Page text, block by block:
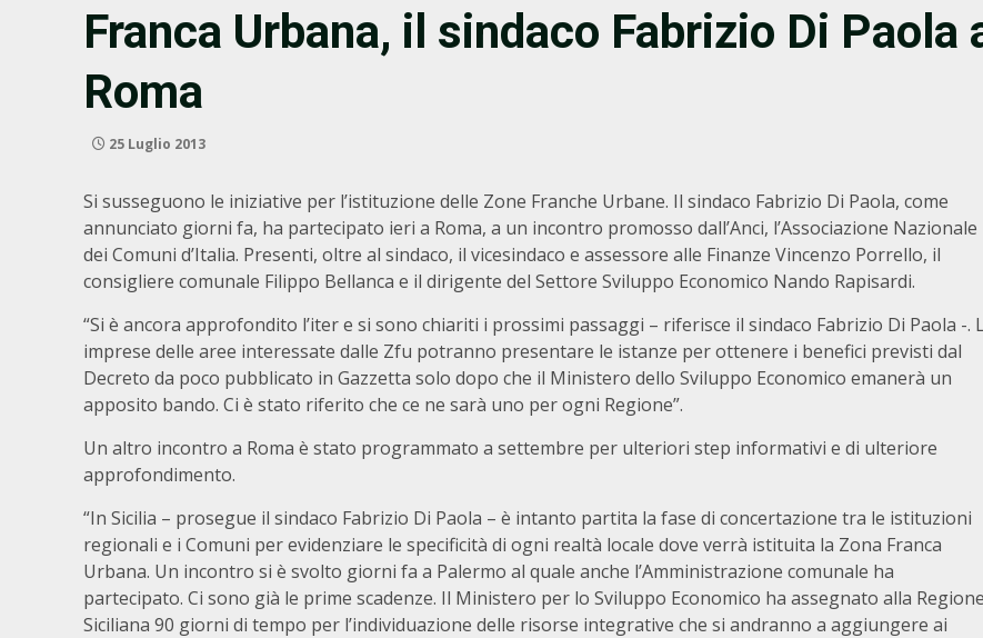
Franca Urbana, il sindaco Fabrizio Di Paola
Roma
25 Luglio 2013
Si susseguono le iniziative per l’istituzione delle Zone Franche Urbane. Il sindaco Fabrizio Di Paola, come
annunciato giorni fa, ha partecipato ieri a Roma, a un incontro promosso dall’Anci, l’Associazione Nazionale
dei Comuni d’Italia. Presenti, oltre al sindaco, il vicesindaco e assessore alle Finanze Vincenzo Porrello, il
consigliere comunale Filippo Bellanca e il dirigente del Settore Sviluppo Economico Nando Rapisardi.
“Si è ancora approfondito l’iter e si sono chiariti i prossimi passaggi – riferisce il sindaco Fabrizio Di Paola -.
imprese delle aree interessate dalle Zfu potranno presentare le istanze per ottenere i benefici previsti dal
Decreto da poco pubblicato in Gazzetta solo dopo che il Ministero dello Sviluppo Economico emanerà un
apposito bando. Ci è stato riferito che ce ne sarà uno per ogni Regione”.
Un altro incontro a Roma è stato programmato a settembre per ulteriori step informativi e di ulteriore
approfondimento.
“In Sicilia – prosegue il sindaco Fabrizio Di Paola – è intanto partita la fase di concertazione tra le istituzioni
regionali e i Comuni per evidenziare le specificità di ogni realtà locale dove verrà istituita la Zona Franca
Urbana. Un incontro si è svolto giorni fa a Palermo al quale anche l’Amministrazione comunale ha
partecipato. Ci sono già le prime scadenze. Il Ministero per lo Sviluppo Economico ha assegnato alla Regione
Siciliana 90 giorni di tempo per l’individuazione delle risorse integrative che si andranno a aggiungere ai